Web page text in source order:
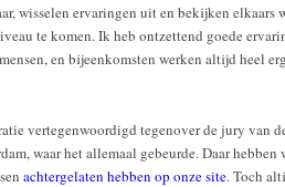
wisselen ervaringen uit en bekijken elkaars
te komen. Ik heb ontzettend goede
en bijeenkomsten werken altijd heel
vertegenwoordigd tegenover de jury van
waar het allemaal gebeurde. Daar hebben
achtergelaten hebben op onze site. Toch